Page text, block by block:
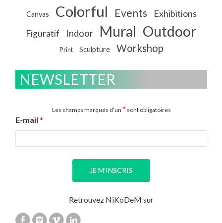
Canvas Colorful Events Exhibitions
Figuratif Indoor Mural Outdoor
Print Sculpture Workshop
NEWSLETTER
Les champs marqués d’un * sont obligatoires
E-mail *
Retrouvez NiKoDeM sur